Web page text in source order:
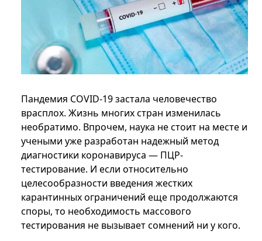
Пандемия COVID-19 застала человечество
врасплох. Жизнь многих стран изменилась
необратимо. Впрочем, наука не стоит на месте и
учеными уже разработан надежный метод
диагностики коронавируса — ПЦР-
тестирование. И если относительно
целесообразности введения жестких
карантинных ограничений еще продолжаются
споры, то необходимость массового
тестирования не вызывает сомнений ни у кого.